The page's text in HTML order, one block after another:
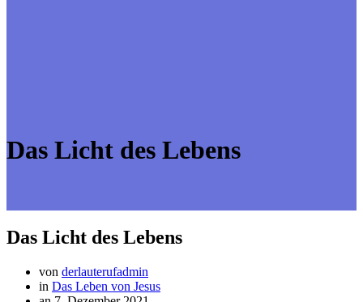
Das Licht des Lebens
Das Licht des Lebens
von derlauterufadmin
in Das Leben von Jesus